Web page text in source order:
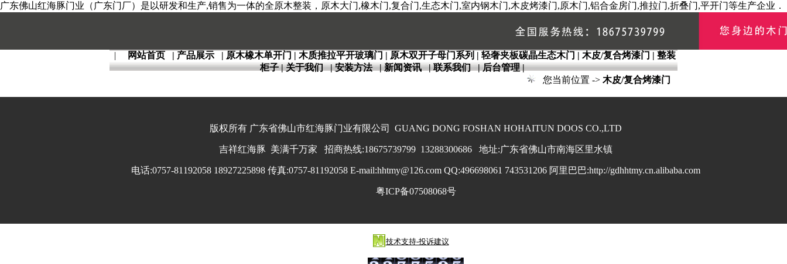
广东佛山红海豚门业（广东门厂）是以研发和生产,销售为一体的全原木整装，原木大门,橡木门,复合门,生态木门,室内钢木门,木皮烤漆门,原木门,铝合金房门,推拉门,折叠门,平开门等生产企业．
| 网站首页 | 产品展示 | 原木橡木单开门 | 木质推拉平开玻璃门 | 原木双开子母门系列 | 轻奢夹板碳晶生态木门 | 木皮/复合烤漆门 | 整装
柜子|关于我们|安装方法|新闻资讯|联系我们|后台管理|
您当前位置 -> 木皮/复合烤漆门
版权所有 广东省佛山市红海豚门业有限公司 GUANG DONG FOSHAN HOHAITUN DOOS CO.,LTD
吉祥红海豚 美满千万家 招商热线:18675739799 13288300686 地址:广东省佛山市南海区里水镇
电话:0757-81192058 18927225898 传真:0757-81192058 E-mail:hhtmy@126.com QQ:496698061 743531206 阿里巴巴:http://gdhhtmy.cn.alibaba.com
粤ICP备07508068号
技术支持-投诉建议